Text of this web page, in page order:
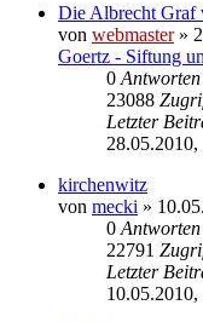
Die Albrecht Graf
von webmaster»
Goertz - Siftung
0 Antworten
23088
Letzter
28.05.2010,
kirchenwitz
von mecki »
0 Antworten
22791
Letzter
10.05.2010,